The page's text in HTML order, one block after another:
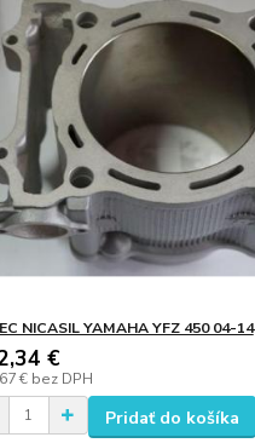
NICASIL YAMAHA YFZ 450 04-14
€
€ bez DPH
Pridať do košíka